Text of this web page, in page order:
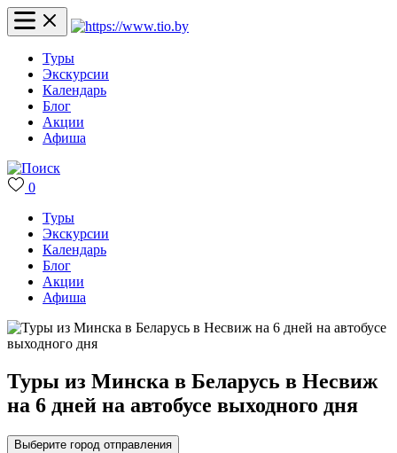
Туры
Экскурсии
Календарь
Блог
Акции
Афиша
0
Туры
Экскурсии
Календарь
Блог
Акции
Афиша
Туры из Минска в Беларусь в Несвиж
на 6 дней на автобусе выходного дня
Выберите город отправления